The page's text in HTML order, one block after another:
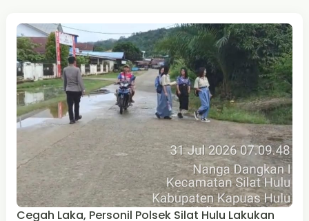
Cegah Laka, Personil Polsek Silat Hulu Lakukan